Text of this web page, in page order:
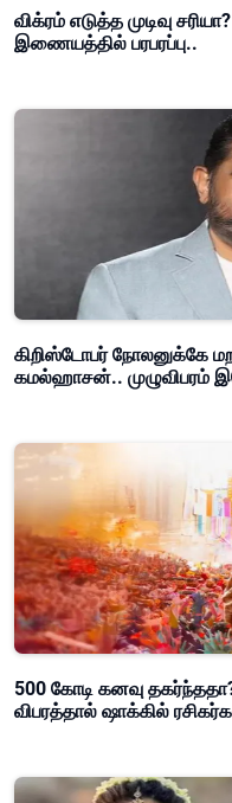
விக்ரம் எடுத்த முடிவு
இணையத்தில் பரபரப்பு..
கிறிஸ்டோபர் நோலனுக்கே
கமல்ஹாசன்.. முழுவிபரம்
500 கோடி கனவு
விபரத்தால் ஷாக்கில்